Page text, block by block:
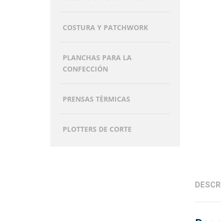
COSTURA Y PATCHWORK
PLANCHAS PARA LA
CONFECCIÓN
PRENSAS TÈRMICAS
PLOTTERS DE CORTE